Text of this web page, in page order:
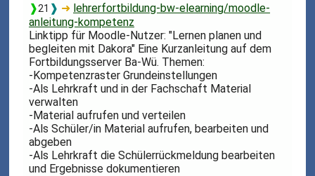
❱21 ❱ ➜ lehrerfortbildung-bw-elearning/moodle-
anleitung-kompetenz
Linktipp für Moodle-Nutzer: "Lernen planen und
begleiten mit Dakora" Eine Kurzanleitung auf dem
Fortbildungsserver Ba-Wü. Themen:
-Kompetenzraster Grundeinstellungen
-Als Lehrkraft und in der Fachschaft Material
verwalten
-Material aufrufen und verteilen
-Als Schüler/in Material aufrufen, bearbeiten und
abgeben
-Als Lehrkraft die Schülerrückmeldung bearbeiten
und Ergebnisse dokumentieren